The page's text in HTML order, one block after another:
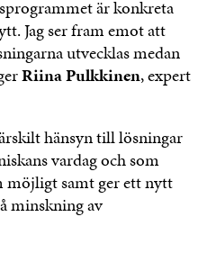
är konkreta
Jag ser fram emot att
utvecklas medan
Riina Pulkkinen, expert
hänsyn till lösningar
vardag och som
möjligt samt ger ett nytt
minskning av